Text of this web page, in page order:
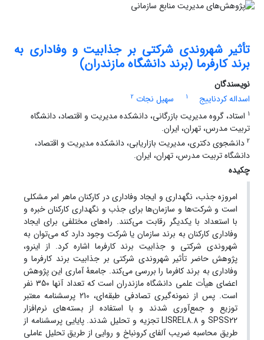
تأثیر شهروندی شرکتی بر جذابیت و وفاداری به
برند کارفرما (برند دانشگاه مازندران)
نویسندگان
اسداله کردناییج
1 سهیل نجات 2
1 استاد، گروه مدیریت بازرگانی، دانشکده مدیریت و اقتصاد، دانشگاه
تربیت مدرس، تهران، ایران.
2 دانشجوی دکتری، مدیریت بازاریابی، دانشکده مدیریت و اقتصاد،
دانشگاه تربیت مدرس، تهران، ایران.
چکیده
امروزه جذب، نگهداری و ایجاد وفاداری در کارکنان ماهر امر مشکلی
است و شرکت‌ها و سازمان‌ها برای جذب و نگهداری کارکنان خبره و
با استعداد با یکدیگر رقابت می‌کنند. راه‌های مختلفی برای ایجاد
وفاداری کارکنان به برند سازمان یا شرکت وجود دارد که می‌توان به
شهروندی شرکتی و جذابیت برند کارفرما اشاره کرد. از این­رو،
پژوهش حاضر تأثیر شهروندی شرکتی بر جذابیت برند کارفرما و
وفاداری به برند کافرما را بررسی می‌کند. جامعۀ آماری این پژوهش
اعضای هیأت علمی دانشگاه مازندران است که تعداد آنها 350 نفر
است. پس از نمونه‌گیری تصادفی طبقه‌ای، 210 پرسشنامه معتبر
توزیع و جمع‌آوری شدند و با استفاده از بسته‌های نرم‌افزار
SPSS22 و LISREL8.8 تجزیه و تحلیل شدند. پایایی پرسشنامه از
طریق محاسبه ضریب آلفای کرونباخ و روایی از طریق تحلیل عاملی